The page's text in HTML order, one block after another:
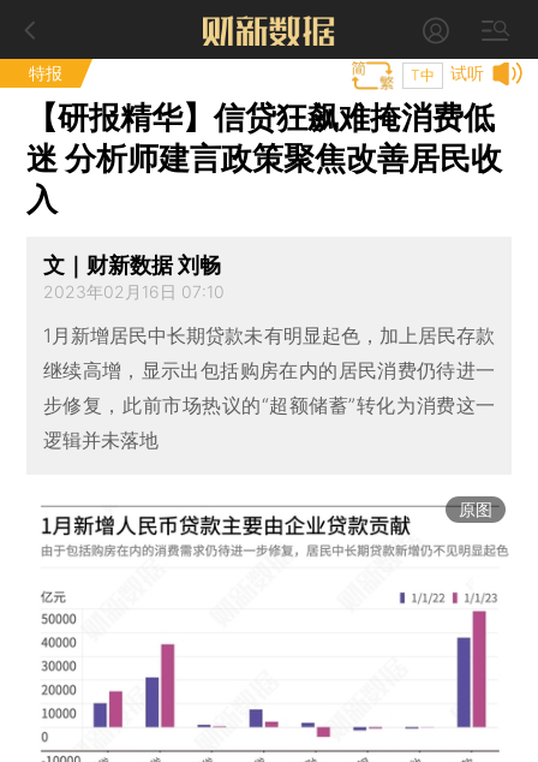
特报 试听
T中
【研报精华】信贷狂飙难掩消费低
迷 分析师建言政策聚焦改善居民收
入
文｜财新数据 刘畅
2023年02月16日 07:10
1月新增居民中长期贷款未有明显起色，加上居民存款
继续高增，显示出包括购房在内的居民消费仍待进一
步修复，此前市场热议的“超额储蓄”转化为消费这一
逻辑并未落地
原图